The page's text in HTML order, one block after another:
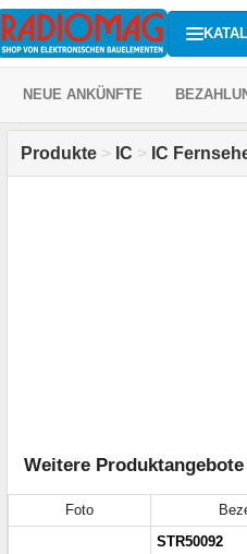
NEUE ANKÜNFTE
Produkte > IC > IC
Weitere Produktangebote
Foto
STR50092